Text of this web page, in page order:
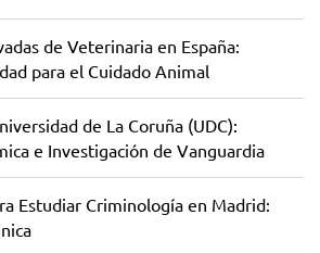
de Veterinaria en España:
para el Cuidado Animal
de La Coruña (UDC):
e Investigación de Vanguardia
Estudiar Criminología en Madrid: